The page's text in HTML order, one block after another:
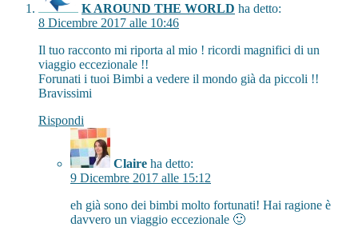
K AROUND THE WORLD ha detto:
8 Dicembre 2017 alle 10:46
Il tuo racconto mi riporta al mio ! ricordi magnifici di un
viaggio eccezionale !!
Forunati i tuoi Bimbi a vedere il mondo già da piccoli !!
Bravissimi
Rispondi
Claire ha detto:
9 Dicembre 2017 alle 15:12
eh già sono dei bimbi molto fortunati! Hai ragione è
davvero un viaggio eccezionale 🙂